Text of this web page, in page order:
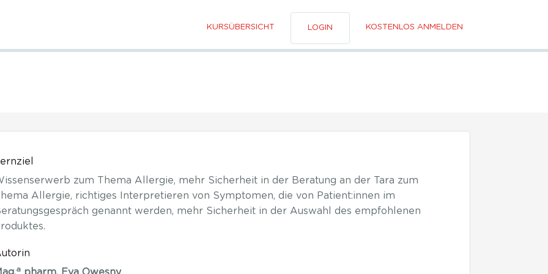
KURSÜBERSICHT LOGIN KOSTENLOS ANMELDEN
zum Thema Allergie, mehr Sicherheit in der Beratung an der Tara zum
Allergie, richtiges Interpretieren von Symptomen, die von Patient:innen im
genannt werden, mehr Sicherheit in der Auswahl des empfohlenen
a